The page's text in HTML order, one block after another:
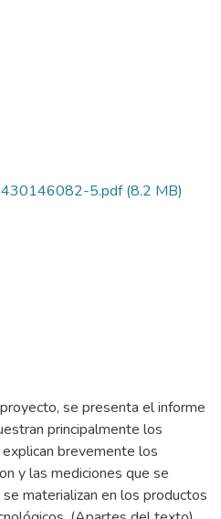
5.pdf(8.2 MB)
se presenta el informe
principalmente los
brevemente los
y las mediciones que se
materializan en los productos